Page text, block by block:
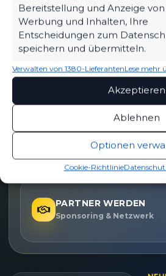
Bereitstellung und Anzeige von
Werbung und Inhalten, Ihre
Entscheidungen zum
speichern und übermitteln.
Verwalten von 1380-LieferantenLese mehr
Akzeptieren
Ablehnen
Optionen
Cookie-Richtlinie
Tickets, Spielplan, News und
kompakt auf einen Blick.
Eintrittspreise & Spieltag
SPIELPLAN
Nächste Partien ansehen
PARTNER WERDEN
Sponsoring & Netzwerk